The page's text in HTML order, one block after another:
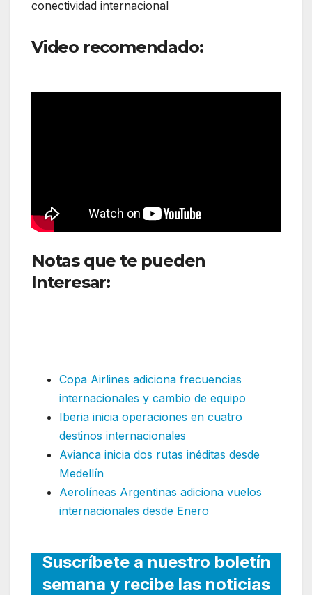
conectividad internacional
Video recomendado:Iberia
Notas que te pueden
Interesar:
Copa Airlines adiciona frecuencias
internacionales y cambio de equipo
Iberia inicia operaciones en cuatro
destinos internacionales
Avianca inicia dos rutas inéditas desde
Medellín
Aerolíneas Argentinas adiciona vuelos
internacionales desde Enero
Suscríbete a nuestro boletín
semana y recibe las noticias